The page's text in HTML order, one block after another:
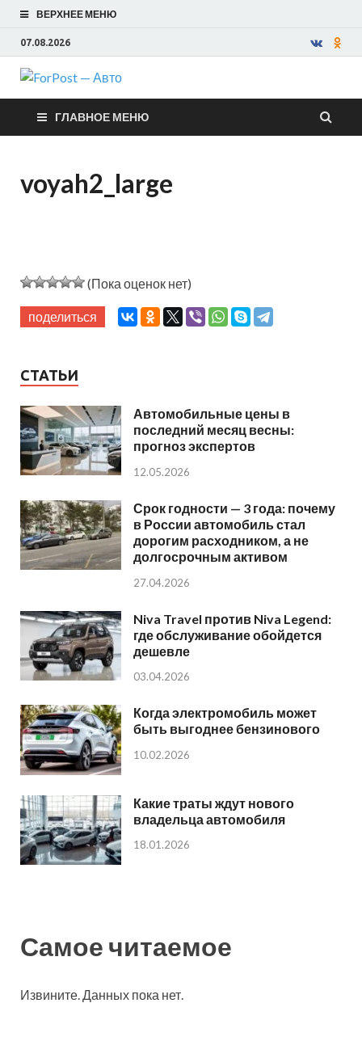
ВЕРХНЕЕ МЕНЮ
07.08.2026
ForPost —
Авто
ГЛАВНОЕ МЕНЮ
voyah2_large
(Пока оценок нет)
поделиться
СТАТЬИ
Автомобильные цены в
последний месяц весны:
прогноз экспертов
12.05.2026
Срок годности — 3 года: почему
в России автомобиль стал
дорогим расходником, а не
долгосрочным активом
27.04.2026
Niva Travel против Niva Legend:
где обслуживание обойдется
дешевле
03.04.2026
Когда электромобиль может
быть выгоднее бензинового
10.02.2026
Какие траты ждут нового
владельца автомобиля
18.01.2026
Самое читаемое
Извините. Данных пока нет.